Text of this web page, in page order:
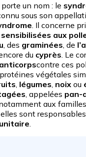
un nom : le
sous son
. Il concerne
sensibilisées aux
, des graminées, de
du cyprès. Le
anticorpscontre ces
végétales
, légumes, noix ou
, appelées pan-
aux familles
sont
.